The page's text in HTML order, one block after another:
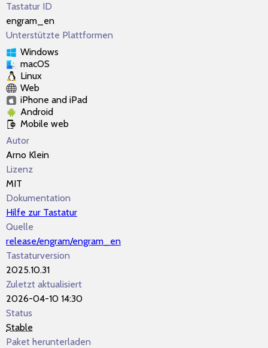
Tastatur ID
engram_en
Unterstützte Plattformen
Windows
macOS
Linux
Web
iPhone and iPad
Android
Mobile web
Autor
Arno Klein
Lizenz
MIT
Dokumentation
Hilfe zur Tastatur
Quelle
release/engram/engram_en
Tastaturversion
2025.10.31
Zuletzt aktualisiert
2026-04-10 14:30
Status
Stable
Paket herunterladen